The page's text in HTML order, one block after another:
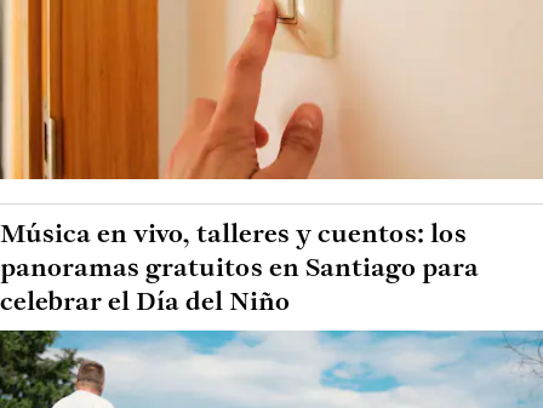
Música en vivo, talleres y cuentos: los
panoramas gratuitos en Santiago para
celebrar el Día del Niño